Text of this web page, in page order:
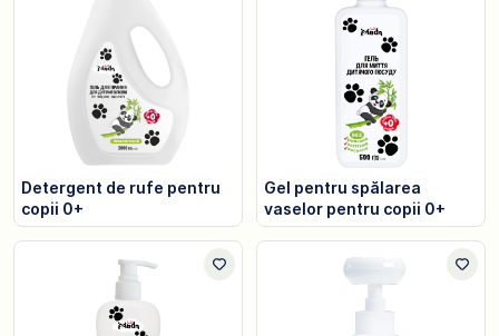
Detergent de rufe pentru
copii 0+
Gel pentru spălarea
vaselor pentru copii 0+